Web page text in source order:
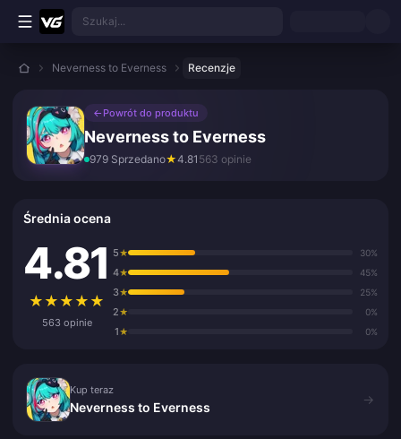
Przejdź do głównej treści
Szukaj...
Neverness to Everness Recenzje
← Powrót do produktu
Neverness to Everness
979 Sprzedano★4.81 563 opinie
Średnia ocena
4.81
★ ★ ★ ★ ★
563 opinie
5★ 30%
4★ 45%
3★ 25%
2★ 0%
1★ 0%
Kup teraz
Neverness to Everness
→